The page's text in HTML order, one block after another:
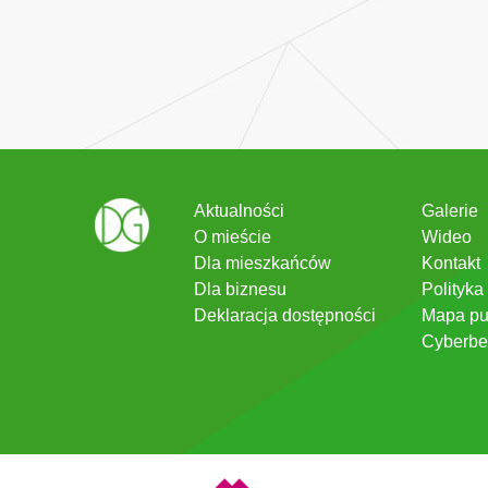
Aktualności
O mieście
Dla mieszkańców
Dla biznesu
Deklaracja dostępności
Galerie
Wideo
Kontakt
Mapa